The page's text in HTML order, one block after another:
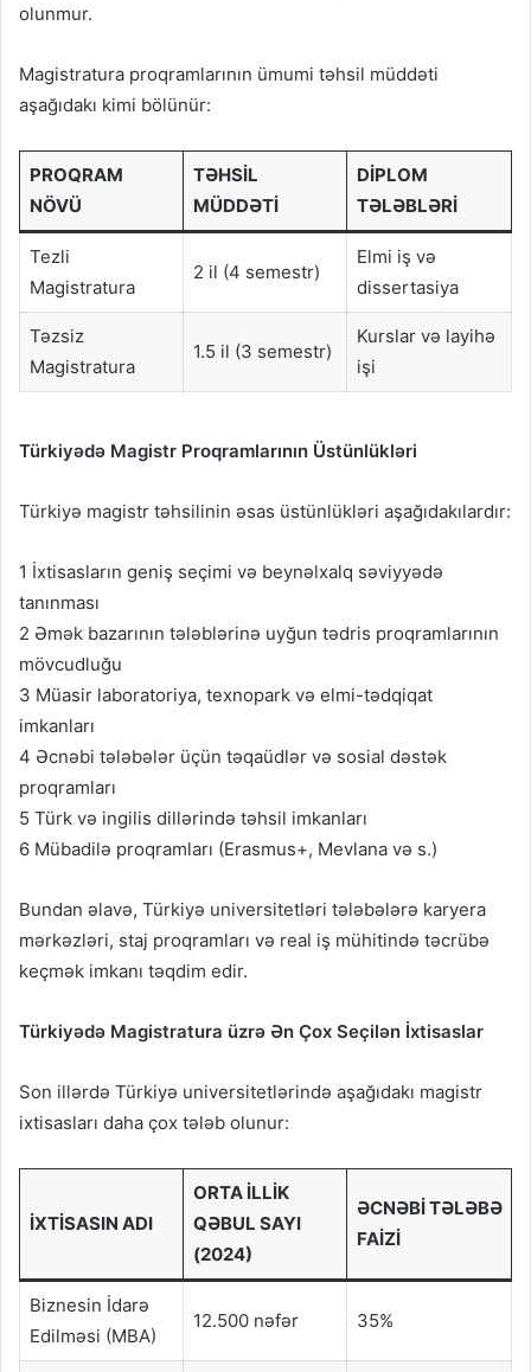
olunmur.
Magistratura proqramlarının ümumi təhsil müddəti
aşağıdakı kimi bölünür:
PROQRAM
NÖVÜ
TƏHSIL
MÜDDƏTI
DIPLOM
TƏLƏBLƏRI
Tezli
Magistratura
2 il (4 semestr)
Elmi iş və
dissertasiya
Təzsiz
Magistratura
1.5 il (3 semestr)
Kurslar və layihə
işi
Türkiyədə Magistr Proqramlarının Üstünlükləri
Türkiyə magistr təhsilinin əsas üstünlükləri aşağıdakılardır:
1 İxtisasların geniş seçimi və beynəlxalq səviyyədə
tanınması
2 Əmək bazarının tələblərinə uyğun tədris proqramlarının
mövcudluğu
3 Müasir laboratoriya, texnopark və elmi-tədqiqat
imkanları
4 Əcnəbi tələbələr üçün təqaüdlər və sosial dəstək
proqramları
5 Türk və ingilis dillərində təhsil imkanları
6 Mübadilə proqramları (Erasmus+, Mevlana və s.)
Bundan əlavə, Türkiyə universitetləri tələbələrə karyera
mərkəzləri, staj proqramları və real iş mühitində təcrübə
keçmək imkanı təqdim edir.
Türkiyədə Magistratura üzrə Ən Çox Seçilən İxtisaslar
Son illərdə Türkiyə universitetlərində aşağıdakı magistr
ixtisasları daha çox tələb olunur:
İXTISASIN ADI
ORTA İLLIK
QƏBUL SAYI
(2024)
ƏCNƏBI TƏLƏBƏ
FAIZI
Biznesin İdarə
Edilməsi (MBA)
12.500 nəfər 35%